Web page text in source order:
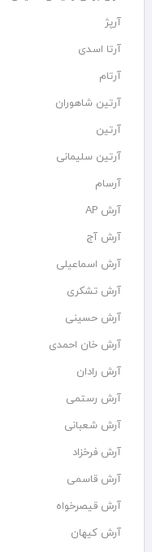
آرپژ
آرتا اسدی
آرتام
آرتين شاهوران
آرتین
آرتین سلیمانی
آرسام
آرش AP
آرش آج
آرش اسماعیلی
آرش تشکری
آرش حسینی
آرش خان احمدی
آرش رادان
آرش رستمی
آرش شعبانی
آرش فرخزاد
آرش قاسمی
آرش قیصرخواه
آرش کیهان